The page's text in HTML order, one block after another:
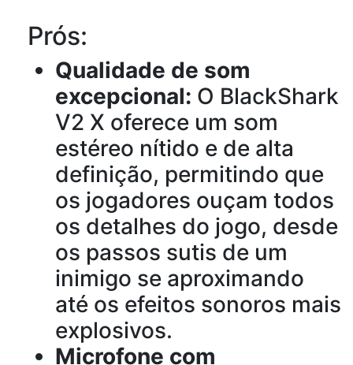
Prós:
Qualidade de som
excepcional: O BlackShark
V2 X oferece um som
estéreo nítido e de alta
definição, permitindo que
os jogadores ouçam todos
os detalhes do jogo, desde
os passos sutis de um
inimigo se aproximando
até os efeitos sonoros mais
explosivos.
Microfone com